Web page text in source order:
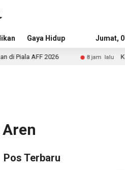
Gaya Hidup Advertorial
Jumat,
8 jam lalu Kejari Kabupaten
Pos Terbaru